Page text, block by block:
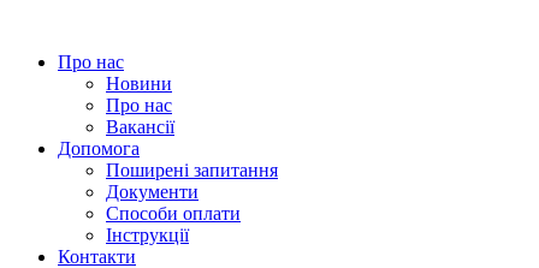
Про нас
Новини
Про нас
Вакансії
Допомога
Поширені запитання
Документи
Способи оплати
Інструкції
Контакти